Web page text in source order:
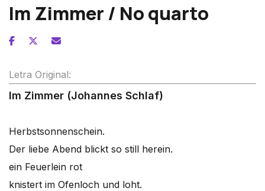
Im Zimmer / No quarto
Letra Original:
Im Zimmer (Johannes Schlaf)
Herbstsonnenschein.
Der liebe Abend blickt so still herein.
ein Feuerlein rot
knistert im Ofenloch und loht.